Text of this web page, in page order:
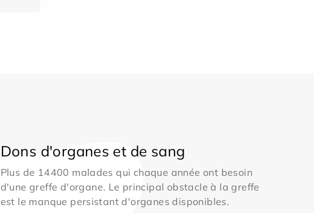
Dons d'organes et de sang
Plus de 14400 malades qui chaque année ont besoin
d'une greffe d'organe. Le principal obstacle à la greffe
est le manque persistant d'organes disponibles.